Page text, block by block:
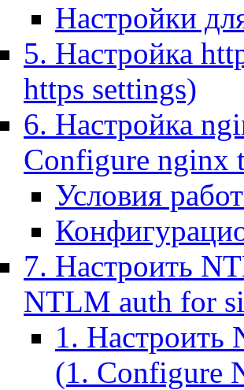
Настройки
5. Настройка
https settings)
6. Настройка
Configure nginx
Условия
7. Настроить
NTLM auth for
1. Настроить
(1. Configure